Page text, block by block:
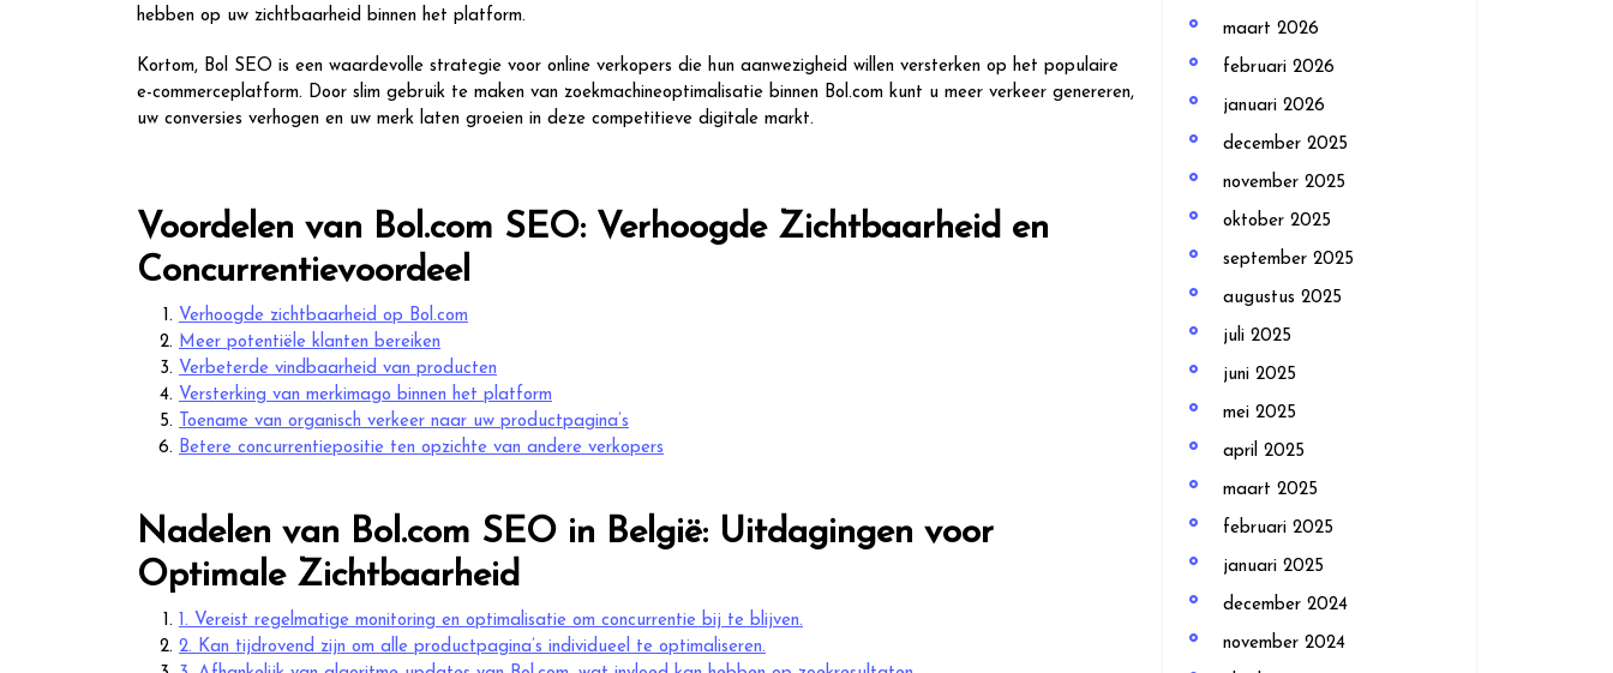
hebben op uw zichtbaarheid binnen het platform.
Kortom, Bol SEO is een waardevolle strategie voor online verkopers die hun aanwezigheid willen versterken op het populaire
e-commerceplatform. Door slim gebruik te maken van zoekmachineoptimalisatie binnen Bol.com kunt u meer verkeer genereren,
uw conversies verhogen en uw merk laten groeien in deze competitieve digitale markt.
Voordelen van Bol.com SEO: Verhoogde Zichtbaarheid en
Concurrentievoordeel
Verhoogde zichtbaarheid op Bol.com
Meer potentiële klanten bereiken
Verbeterde vindbaarheid van producten
Versterking van merkimago binnen het platform
Toename van organisch verkeer naar uw productpagina’s
Betere concurrentiepositie ten opzichte van andere verkopers
Nadelen van Bol.com SEO in België: Uitdagingen voor
Optimale Zichtbaarheid
1. Vereist regelmatige monitoring en optimalisatie om concurrentie bij te blijven.
2. Kan tijdrovend zijn om alle productpagina’s individueel te optimaliseren.
maart 2026
februari 2026
januari 2026
december 2025
november 2025
oktober 2025
september 2025
augustus 2025
juli 2025
juni 2025
mei 2025
april 2025
maart 2025
februari 2025
januari 2025
december 2024
november 2024